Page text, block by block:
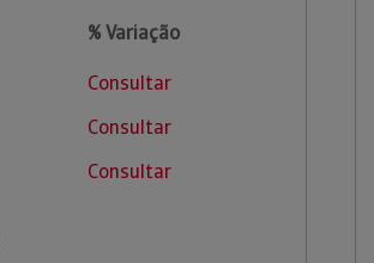
% Variação
Consultar
Consultar
Consultar